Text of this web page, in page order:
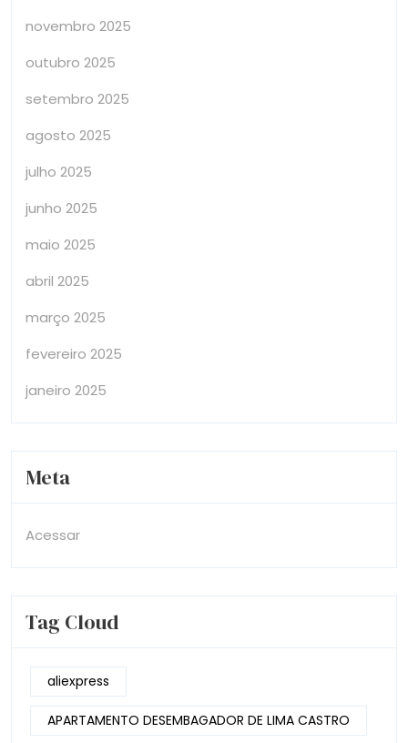
novembro 2025
outubro 2025
setembro 2025
agosto 2025
julho 2025
junho 2025
maio 2025
abril 2025
março 2025
fevereiro 2025
janeiro 2025
Meta
Acessar
Tag Cloud
aliexpress
APARTAMENTO DESEMBAGADOR DE LIMA CASTRO